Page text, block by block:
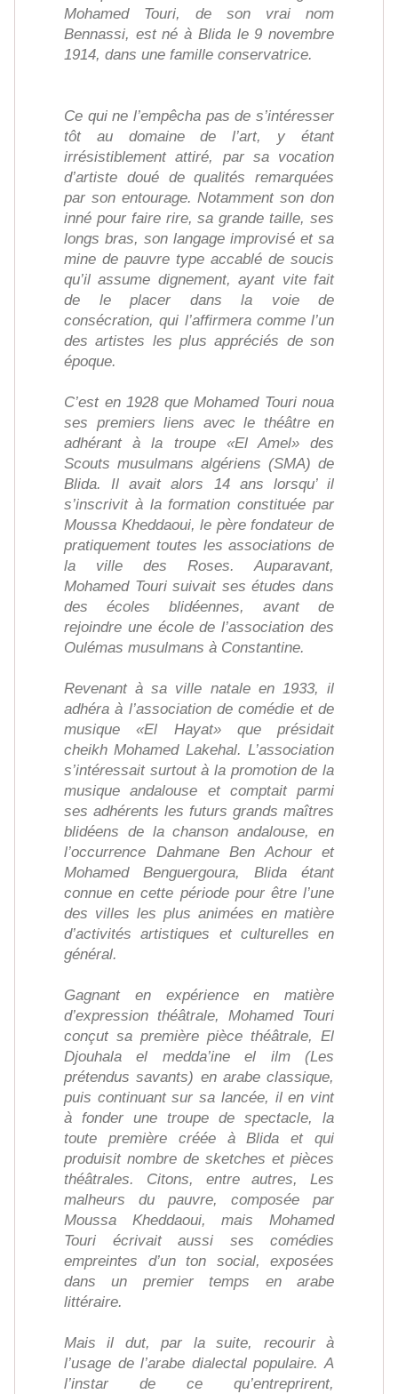
Mohamed Touri, de son vrai nom
Bennassi, est né à Blida le 9 novembre
1914, dans une famille conservatrice.
Ce qui ne l’empêcha pas de s’intéresser
tôt au domaine de l’art, y étant
irrésistiblement attiré, par sa vocation
d’artiste doué de qualités remarquées
par son entourage. Notamment son don
inné pour faire rire, sa grande taille, ses
longs bras, son langage improvisé et sa
mine de pauvre type accablé de soucis
qu’il assume dignement, ayant vite fait
de le placer dans la voie de
consécration, qui l’affirmera comme l’un
des artistes les plus appréciés de son
époque.
C’est en 1928 que Mohamed Touri noua
ses premiers liens avec le théâtre en
adhérant à la troupe «El Amel» des
Scouts musulmans algériens (SMA) de
Blida. Il avait alors 14 ans lorsqu’ il
s’inscrivit à la formation constituée par
Moussa Kheddaoui, le père fondateur de
pratiquement toutes les associations de
la ville des Roses. Auparavant,
Mohamed Touri suivait ses études dans
des écoles blidéennes, avant de
rejoindre une école de l’association des
Oulémas musulmans à Constantine.
Revenant à sa ville natale en 1933, il
adhéra à l’association de comédie et de
musique «El Hayat» que présidait
cheikh Mohamed Lakehal. L’association
s’intéressait surtout à la promotion de la
musique andalouse et comptait parmi
ses adhérents les futurs grands maîtres
blidéens de la chanson andalouse, en
l’occurrence Dahmane Ben Achour et
Mohamed Benguergoura, Blida étant
connue en cette période pour être l’une
des villes les plus animées en matière
d’activités artistiques et culturelles en
général.
Gagnant en expérience en matière
d’expression théâtrale, Mohamed Touri
conçut sa première pièce théâtrale, El
Djouhala el medda’ine el ilm (Les
prétendus savants) en arabe classique,
puis continuant sur sa lancée, il en vint
à fonder une troupe de spectacle, la
toute première créée à Blida et qui
produisit nombre de sketches et pièces
théâtrales. Citons, entre autres, Les
malheurs du pauvre, composée par
Moussa Kheddaoui, mais Mohamed
Touri écrivait aussi ses comédies
empreintes d’un ton social, exposées
dans un premier temps en arabe
littéraire.
Mais il dut, par la suite, recourir à
l’usage de l’arabe dialectal populaire. A
l’instar de ce qu’entreprirent,